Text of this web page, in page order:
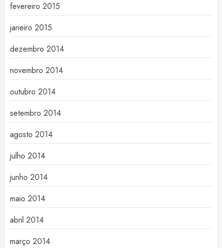
fevereiro 2015
janeiro 2015
dezembro 2014
novembro 2014
outubro 2014
setembro 2014
agosto 2014
julho 2014
junho 2014
maio 2014
abril 2014
março 2014